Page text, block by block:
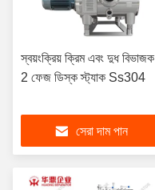
স্বয়ংক্রিয় ক্রিম এবং দুধ বিভাজক
2 ফেজ ডিস্ক স্ট্যাক Ss304
সেরা দাম পান